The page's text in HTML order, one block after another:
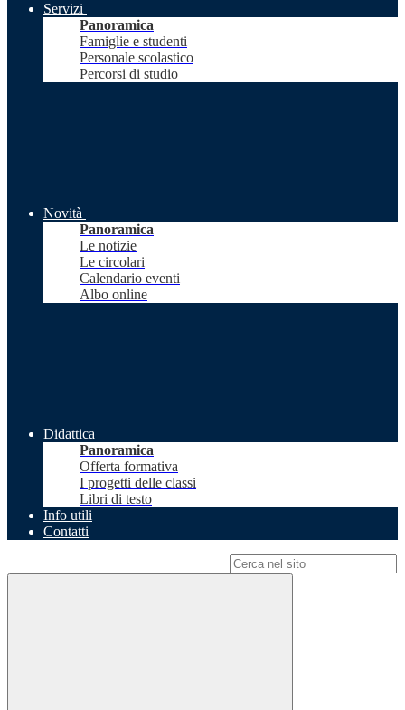
Servizi
Panoramica
Famiglie e studenti
Personale scolastico
Percorsi di studio
Novità
Panoramica
Le notizie
Le circolari
Calendario eventi
Albo online
Didattica
Panoramica
Offerta formativa
I progetti delle classi
Libri di testo
Info utili
Contatti